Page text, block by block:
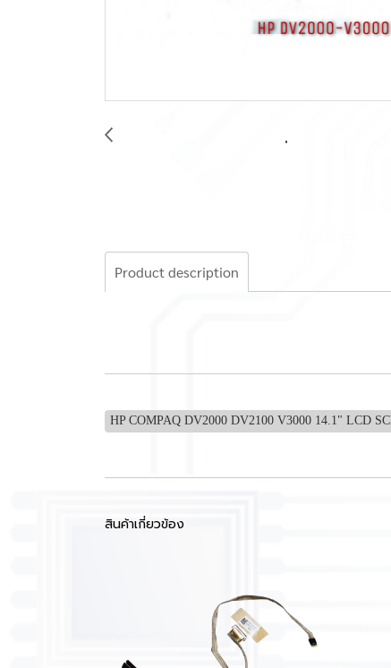
Product description
HP COMPAQ DV2000 DV2100 V3000 14.1" LCD
สินค้าเกี่ยวข้อง